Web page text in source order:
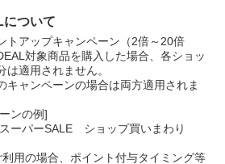
ついて
トアップキャンペーン（2倍～20倍
対象商品を購入した場合、各ショッ
適用されません。
キャンペーンの場合は両方適用されま
ンの例]
ーパーSALE ショップ買いまわり
用の場合、ポイント付与タイミング等